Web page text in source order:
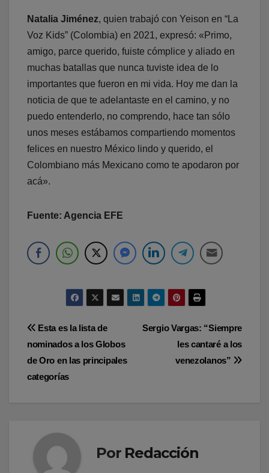
Natalia Jiménez, quien trabajó con Yeison en “La
Voz Kids” (Colombia) en 2021, expresó: «Primo,
amigo, parce querido, fuiste cómplice y aliado en
muchas batallas que nunca tuviste idea de lo
importantes que fueron en mi vida. Hoy me dan la
noticia de que te adelantaste en el camino, y no
puedo entenderlo, no comprendo, hace tan sólo
unos meses estábamos compartiendo momentos
felices en nuestro México lindo y querido, el
Colombiano más Mexicano como te apodaron por
acá».
Fuente: Agencia EFE
Navegación
de
entradas
Sergio Vargas: “Siempre
les cantaré a los
venezolanos”
Esta es la lista de
nominados a los Globos
de Oro en las principales
categorías
Por Redacción